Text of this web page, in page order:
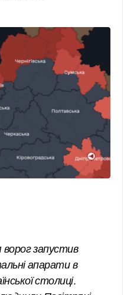
ворог запустив
апарати в
столиці.